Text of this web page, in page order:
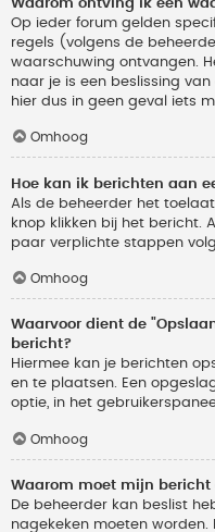
Waarom ontving ik een
Op ieder forum gelden
regels (volgens de
waarschuwing ontvangen.
naar je is een beslissing
hier dus in geen geval iets
Omhoog
Hoe kan ik berichten aan
Als de beheerder het
knop klikken bij het bericht.
paar verplichte stappen
Omhoog
Waarvoor dient de
bericht?
Hiermee kan je berichten
en te plaatsen. Een
optie, in het
Omhoog
Waarom moet mijn bericht
De beheerder kan beslist
nagekeken moeten